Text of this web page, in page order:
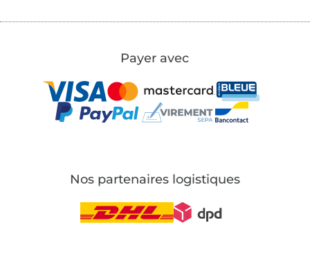
Payer avec
Nos partenaires logistiques